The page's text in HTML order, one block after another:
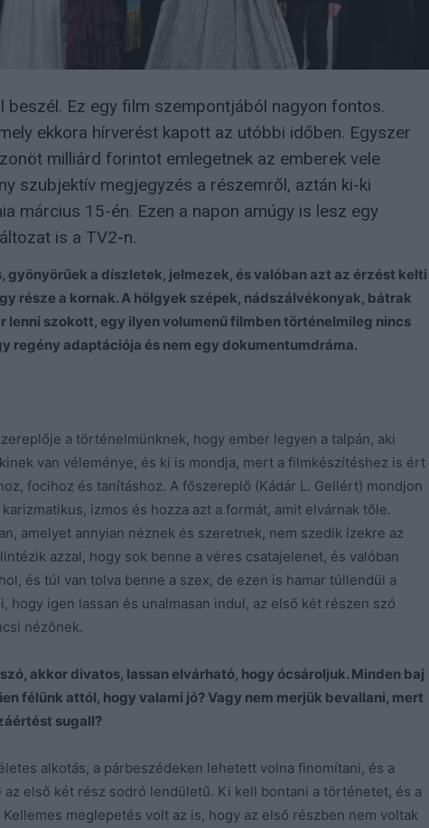
beszél. Ez egy film szempontjából nagyon fontos.
ekkora hírverést kapott az utóbbi időben. Egyszer
milliárd forintot emlegetnek az emberek vele
szubjektív megjegyzés a részemről, aztán ki-ki
március 15-én. Ezen a napon amúgy is lesz egy
is a TV2-n.
gyönyörűek a díszletek, jelmezek, és valóban azt az érzést kelti
része a kornak. A hölgyek szépek, nádszálvékonyak, bátrak
lenni szokott, egy ilyen volumenű filmben történelmileg nincs
regény adaptációja és nem egy dokumentumdráma.
a történelmünknek, hogy ember legyen a talpán, aki
van véleménye, és ki is mondja, mert a filmkészítéshez is ért
focihoz és tanításhoz. A főszereplő (Kádár L. Gellért) mondjon
izmos és hozza azt a formát, amit elvárnak tőle.
amelyet annyian néznek és szeretnek, nem szedik ízekre az
azzal, hogy sok benne a véres csatajelenet, és valóban
és túl van tolva benne a szex, de ezen is hamar túllendül a
hogy igen lassan és unalmasan indul, az első két részen szó
nézőnek.
akkor divatos, lassan elvárható, hogy ócsároljuk. Minden baj
félünk attól, hogy valami jó? Vagy nem merjük bevallani, mert
sugall?
alkotás, a párbeszédeken lehetett volna finomítani, és a
az első két rész sodró lendületű. Ki kell bontani a történetet, és a
meglepetés volt az is, hogy az első részben nem voltak